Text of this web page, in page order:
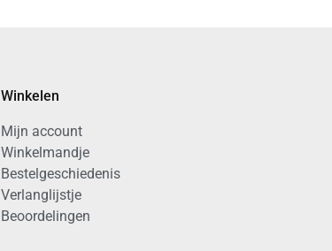
Winkelen
Mijn account
Winkelmandje
Bestelgeschiedenis
Verlanglijstje
Beoordelingen